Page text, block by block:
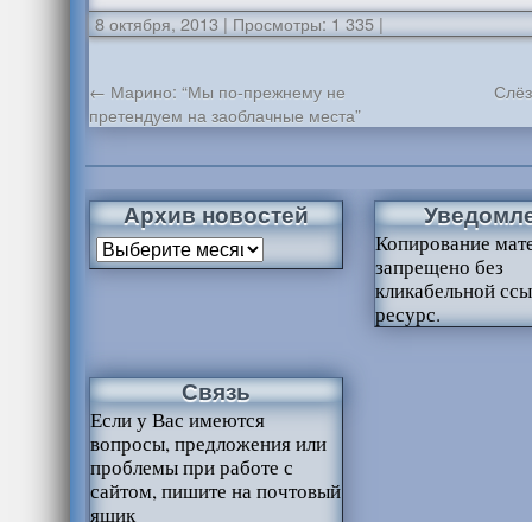
8 октября, 2013 | Просмотры: 1 335|
← Марино: “Мы по-прежнему не
претендуем на заоблачные места”
Архив новостей
Копирование
запрещено без
кликабельной
ресурс.
Связь
Если у Вас имеются
вопросы, предложения или
проблемы при работе с
сайтом, пишите на почтовый
ящик